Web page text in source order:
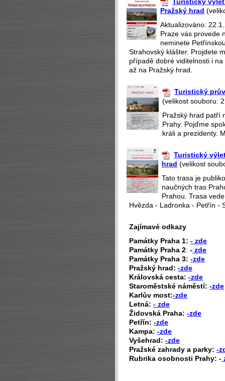
Pražský hrad
Aktualizováno:
Praze vás provede
neminete
Strahovský klášter. Projdete
případě dobré viditelnosti i
až na Pražský hrad.
Turistický
(velikost souboru:
Pražský hrad patří
Prahy. Pojďme
králi a prezidenty.
Turistický
hrad (velikost
Tato trasa je
naučných tras
Prahou. Trasa
Hvězda - Ladronka - Petřín -
Zajímavé odkazy
Památky Praha 1: - zde
Památky Praha 2: - zde
Památky Praha 3: -zde
Pražský hrad: -zde
Královská cesta: -zde
Staroměstské náměstí: -zde
Karlův most:-zde
Letná: - zde
Židovská Praha: -zde
Petřín: -zde
Kampa: -zde
Vyšehrad: -zde
Pražské zahrady a parky: -
Rubrika osobnosti Prahy: -